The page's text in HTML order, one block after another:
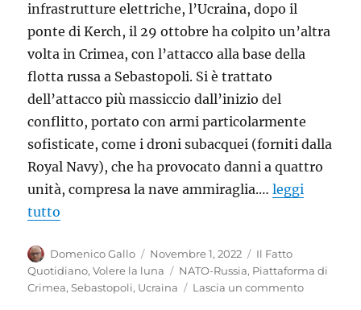
infrastrutture elettriche, l’Ucraina, dopo il
ponte di Kerch, il 29 ottobre ha colpito un’altra
volta in Crimea, con l’attacco alla base della
flotta russa a Sebastopoli. Si è trattato
dell’attacco più massiccio dall’inizio del
conflitto, portato con armi particolarmente
sofisticate, come i droni subacquei (forniti dalla
Royal Navy), che ha provocato danni a quattro
unità, compresa la nave ammiraglia.…leggi
tutto
Autore
Domenico Gallo
Pubblicato
il
Novembre 1, 2022 Categorie
Il Fatto
Quotidiano,Volere la luna Tag
NATO-Russia, Piattaforma di
Crimea,Sebastopoli, Ucraina Lascia un commentosu